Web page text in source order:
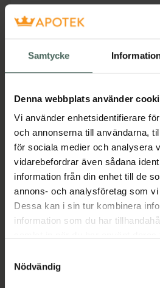
Samtycke
Denna webbplats använder
Vi använder enhetsidentifierare
och annonserna till användarna,
för sociala medier och analysera
vidarebefordrar även sådana
information från din enhet till de
annons- och analysföretag som
Dessa kan i sin tur kombinera
information som du har
återkalla ditt samtycke via
cookieinställningar. Ett återkallat
Nödvändig
I apotek:
Aktuella erbjudanden
Beskrivning
EAN: 05391537750175